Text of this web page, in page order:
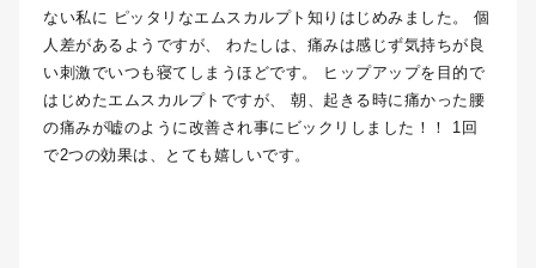
ない私に ピッタリなエムスカルプト知りはじめみました。 個
人差があるようですが、 わたしは、痛みは感じず気持ちが良
い刺激でいつも寝てしまうほどです。 ヒップアップを目的で
はじめたエムスカルプトですが、 朝、起きる時に痛かった腰
の痛みが嘘のように改善され事にビックリしました！！︎ 1回
で2つの効果は、とても嬉しいです。